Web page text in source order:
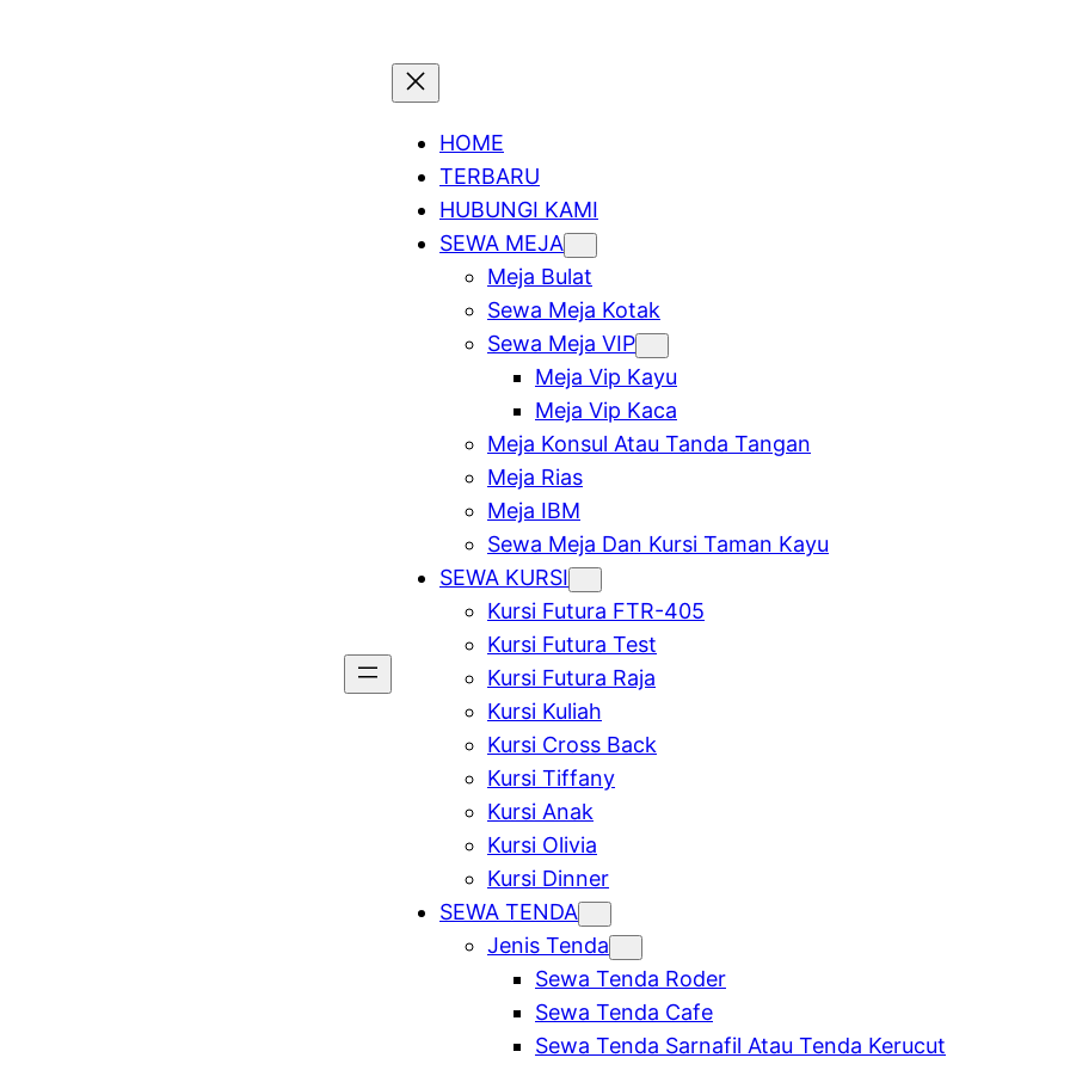
HOME
TERBARU
HUBUNGI KAMI
SEWA MEJA
Meja Bulat
Sewa Meja Kotak
Sewa Meja VIP
Meja Vip Kayu
Meja Vip Kaca
Meja Konsul Atau Tanda Tangan
Meja Rias
Meja IBM
Sewa Meja Dan Kursi Taman Kayu
SEWA KURSI
Kursi Futura FTR-405
Kursi Futura Test
Kursi Futura Raja
Kursi Kuliah
Kursi Cross Back
Kursi Tiffany
Kursi Anak
Kursi Olivia
Kursi Dinner
SEWA TENDA
Jenis Tenda
Sewa Tenda Roder
Sewa Tenda Cafe
Sewa Tenda Sarnafil Atau Tenda Kerucut